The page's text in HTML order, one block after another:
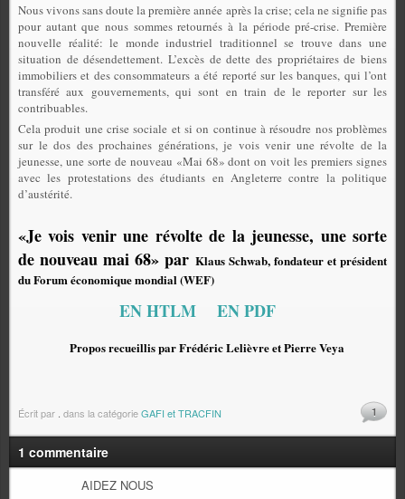
Nous vivons sans doute la première année après la crise; cela ne signifie pas
pour autant que nous sommes retournés à la période pré-crise. Première
nouvelle réalité: le monde industriel traditionnel se trouve dans une
situation de désendettement. L’excès de dette des propriétaires de biens
immobiliers et des consommateurs a été reporté sur les banques, qui l’ont
transféré aux gouvernements, qui sont en train de le reporter sur les
contribuables.
Cela produit une crise sociale et si on continue à résoudre nos problèmes
sur le dos des prochaines générations, je vois venir une révolte de la
jeunesse, une sorte de nouveau «Mai 68» dont on voit les premiers signes
avec les protestations des étudiants en Angleterre contre la politique
d’austérité.
«Je vois venir une révolte de la jeunesse, une sorte
de nouveau mai 68» par Klaus Schwab, fondateur et président
du Forum économique mondial (WEF)
EN HTLM EN PDF
Propos recueillis par Frédéric Lelièvre et Pierre Veya
Écrit par dans la catégorieGAFI et TRACFIN 1
1 commentaire
AIDEZ NOUS